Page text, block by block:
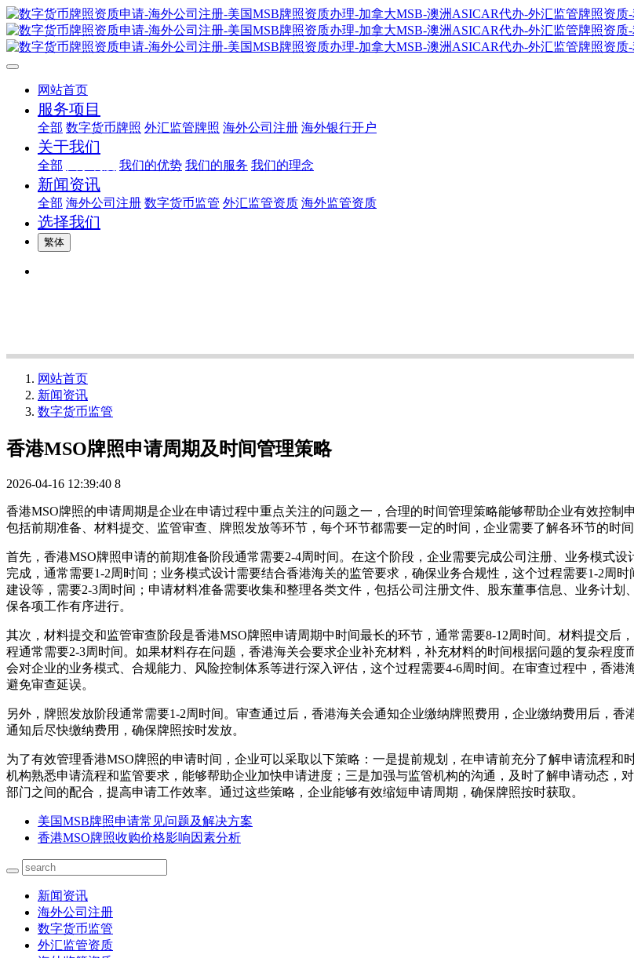
网站首页
服务项目
全部 数字货币牌照 外汇监管牌照 海外公司注册 海外银行开户
关于我们
全部 我们的优势 我们的服务 我们的理念
新闻资讯
全部 海外公司注册 数字货币监管 外汇监管资质 海外监管资质
选择我们
繁体
网站首页
新闻资讯
数字货币监管
香港MSO牌照申请周期及时间管理策略
2026-04-16 12:39:40 8
香港MSO牌照的申请周期是企业在申请过程中重点关注的问题之一，合理的时间管理策略能够帮助企业有效控
包括前期准备、材料提交、监管审查、牌照发放等环节，每个环节都需要一定的时间，企业需要了解各环节的时
首先，香港MSO牌照申请的前期准备阶段通常需要2-4周时间。在这个阶段，企业需要完成公司注册、业务模式
完成，通常需要1-2周时间；业务模式设计需要结合香港海关的监管要求，确保业务合规性，这个过程需要1-2周
建设等，需要2-3周时间；申请材料准备需要收集和整理各类文件，包括公司注册文件、股东董事信息、业务计
保各项工作有序进行。
其次，材料提交和监管审查阶段是香港MSO牌照申请周期中时间最长的环节，通常需要8-12周时间。材料提交
程通常需要2-3周时间。如果材料存在问题，香港海关会要求企业补充材料，补充材料的时间根据问题的复杂程
会对企业的业务模式、合规能力、风险控制体系等进行深入评估，这个过程需要4-6周时间。在审查过程中，香
避免审查延误。
另外，牌照发放阶段通常需要1-2周时间。审查通过后，香港海关会通知企业缴纳牌照费用，企业缴纳费用后，
通知后尽快缴纳费用，确保牌照按时发放。
为了有效管理香港MSO牌照的申请时间，企业可以采取以下策略：一是提前规划，在申请前充分了解申请流程
机构熟悉申请流程和监管要求，能够帮助企业加快申请进度；三是加强与监管机构的沟通，及时了解申请动态，
部门之间的配合，提高申请工作效率。通过这些策略，企业能够有效缩短申请周期，确保牌照按时获取。
美国MSB牌照申请常见问题及解决方案
香港MSO牌照收购价格影响因素分析
新闻资讯
海外公司注册
数字货币监管
外汇监管资质